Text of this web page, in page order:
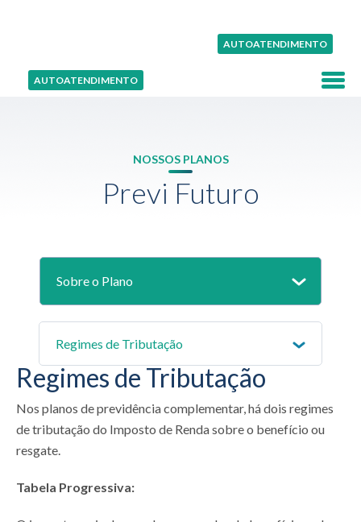
AUTOATENDIMENTO
AUTOATENDIMENTO
NOSSOS PLANOS
Previ Futuro
Sobre o Plano
Regimes de Tributação
Regimes de Tributação
Nos planos de previdência complementar, há dois regimes
de tributação do Imposto de Renda sobre o benefício ou
resgate.
Tabela Progressiva: